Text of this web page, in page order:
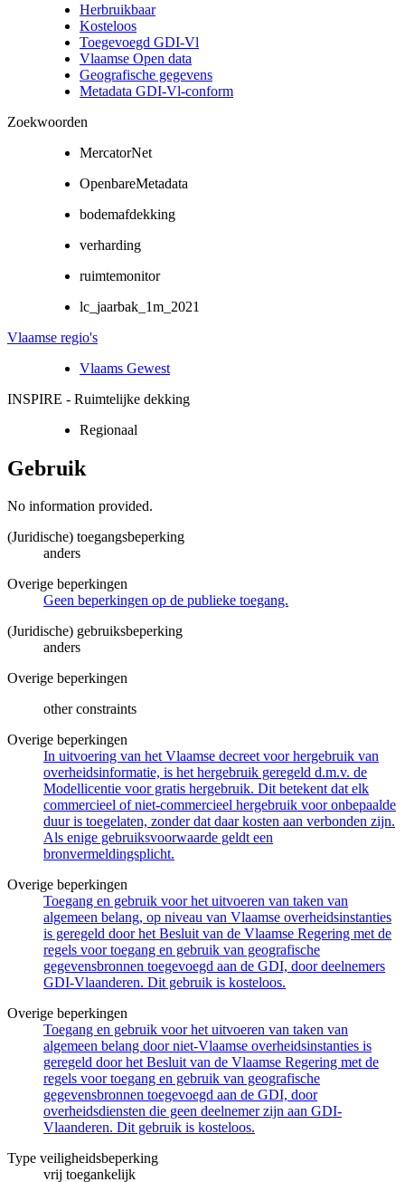
Herbruikbaar
Kosteloos
Toegevoegd GDI-Vl
Vlaamse Open data
Geografische gegevens
Metadata GDI-Vl-conform
Zoekwoorden
MercatorNet
OpenbareMetadata
bodemafdekking
verharding
ruimtemonitor
lc_jaarbak_1m_2021
Vlaamse regio's
Vlaams Gewest
INSPIRE - Ruimtelijke dekking
Regionaal
Gebruik
No information provided.
(Juridische) toegangsbeperking
anders
Overige beperkingen
Geen beperkingen op de publieke toegang.
(Juridische) gebruiksbeperking
anders
Overige beperkingen
other constraints
Overige beperkingen
In uitvoering van het Vlaamse decreet voor hergebruik van
overheidsinformatie, is het hergebruik geregeld d.m.v. de
Modellicentie voor gratis hergebruik. Dit betekent dat elk
commercieel of niet-commercieel hergebruik voor onbepaalde
duur is toegelaten, zonder dat daar kosten aan verbonden zijn.
Als enige gebruiksvoorwaarde geldt een
bronvermeldingsplicht.
Overige beperkingen
Toegang en gebruik voor het uitvoeren van taken van
algemeen belang, op niveau van Vlaamse overheidsinstanties
is geregeld door het Besluit van de Vlaamse Regering met de
regels voor toegang en gebruik van geografische
gegevensbronnen toegevoegd aan de GDI, door deelnemers
GDI-Vlaanderen. Dit gebruik is kosteloos.
Overige beperkingen
Toegang en gebruik voor het uitvoeren van taken van
algemeen belang door niet-Vlaamse overheidsinstanties is
geregeld door het Besluit van de Vlaamse Regering met de
regels voor toegang en gebruik van geografische
gegevensbronnen toegevoegd aan de GDI, door
overheidsdiensten die geen deelnemer zijn aan GDI-
Vlaanderen. Dit gebruik is kosteloos.
Type veiligheidsbeperking
vrij toegankelijk